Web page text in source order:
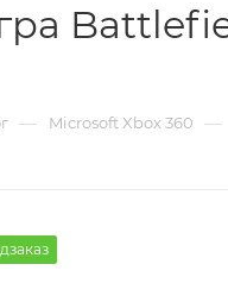
— Microsoft Xbox 360 —